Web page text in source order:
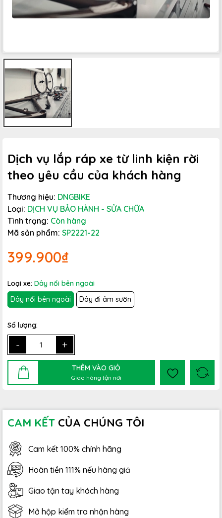
Dịch vụ lắp ráp xe từ linh kiện rời
theo yêu cầu của khách hàng
Thương hiệu: DNGBIKE
Loại: DỊCH VỤ BẢO HÀNH - SỬA CHỮA
Tình trạng: Còn hàng
Mã sản phẩm: SP2221-22
399.900₫
Loại xe: Dây nổi bên ngoài
Dây nổi bên ngoài
Dây đi âm sườn
Số lượng:
- +
THÊM VÀO GIỎ
Giao hàng tận nơi
CAM KẾT CỦA CHÚNG TÔI
Cam kết 100% chính hãng
Hoàn tiền 111% nếu hàng giả
Giao tận tay khách hàng
Mở hộp kiểm tra nhận hàng